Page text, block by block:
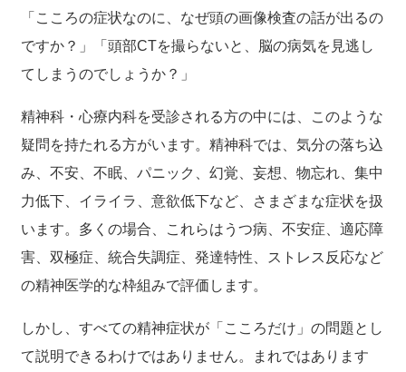
「こころの症状なのに、なぜ頭の画像検査の話が出るの
ですか？」「頭部CTを撮らないと、脳の病気を見逃し
てしまうのでしょうか？」
精神科・心療内科を受診される方の中には、このような
疑問を持たれる方がいます。精神科では、気分の落ち込
み、不安、不眠、パニック、幻覚、妄想、物忘れ、集中
力低下、イライラ、意欲低下など、さまざまな症状を扱
います。多くの場合、これらはうつ病、不安症、適応障
害、双極症、統合失調症、発達特性、ストレス反応など
の精神医学的な枠組みで評価します。
しかし、すべての精神症状が「こころだけ」の問題とし
て説明できるわけではありません。まれではあります